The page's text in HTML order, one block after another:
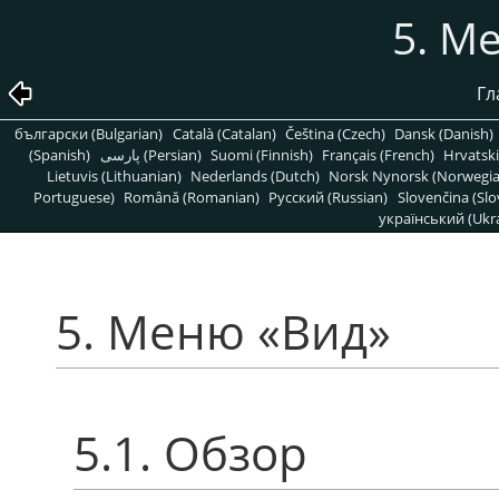
5.
български (Bulgarian) Català (Catalan) Čeština (Czech) Dansk (Danish)
(Spanish)
پارسی (Persian) Suomi (Finnish) Français (French)
Lietuvis (Lithuanian) Nederlands (Dutch) Norsk Nynorsk
Portuguese) Română (Romanian) Pусский (Russian) Slovenčina
український
5. Меню «Вид»
5.1. Обзор